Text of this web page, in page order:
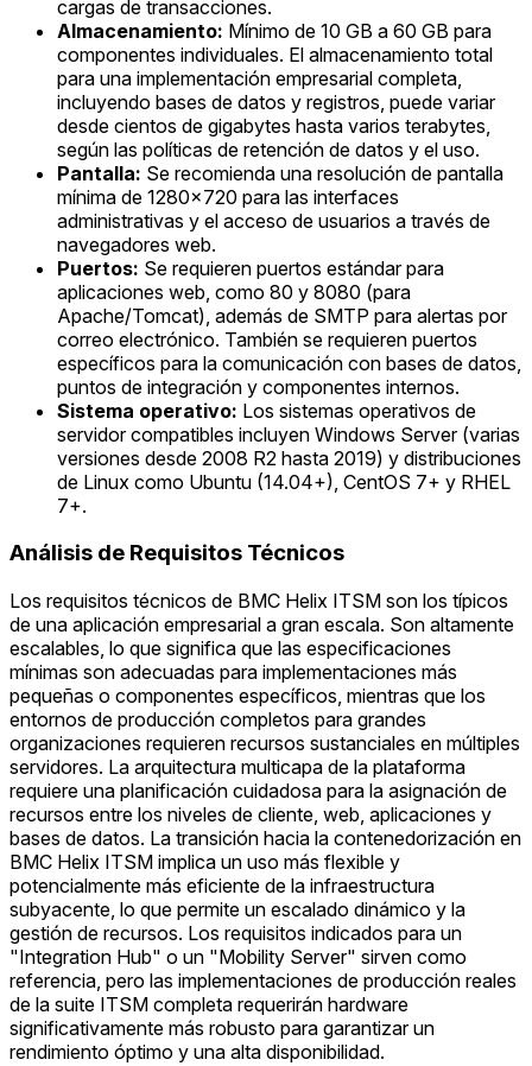
cargas de transacciones.
Almacenamiento: Mínimo de 10 GB a 60 GB para
componentes individuales. El almacenamiento total
para una implementación empresarial completa,
incluyendo bases de datos y registros, puede variar
desde cientos de gigabytes hasta varios terabytes,
según las políticas de retención de datos y el uso.
Pantalla: Se recomienda una resolución de pantalla
mínima de 1280x720 para las interfaces
administrativas y el acceso de usuarios a través de
navegadores web.
Puertos: Se requieren puertos estándar para
aplicaciones web, como 80 y 8080 (para
Apache/Tomcat), además de SMTP para alertas por
correo electrónico. También se requieren puertos
específicos para la comunicación con bases de datos,
puntos de integración y componentes internos.
Sistema operativo: Los sistemas operativos de
servidor compatibles incluyen Windows Server (varias
versiones desde 2008 R2 hasta 2019) y distribuciones
de Linux como Ubuntu (14.04+), CentOS 7+ y RHEL
7+.
Análisis de Requisitos Técnicos
Los requisitos técnicos de BMC Helix ITSM son los típicos
de una aplicación empresarial a gran escala. Son altamente
escalables, lo que significa que las especificaciones
mínimas son adecuadas para implementaciones más
pequeñas o componentes específicos, mientras que los
entornos de producción completos para grandes
organizaciones requieren recursos sustanciales en múltiples
servidores. La arquitectura multicapa de la plataforma
requiere una planificación cuidadosa para la asignación de
recursos entre los niveles de cliente, web, aplicaciones y
bases de datos. La transición hacia la contenedorización en
BMC Helix ITSM implica un uso más flexible y
potencialmente más eficiente de la infraestructura
subyacente, lo que permite un escalado dinámico y la
gestión de recursos. Los requisitos indicados para un
"Integration Hub" o un "Mobility Server" sirven como
referencia, pero las implementaciones de producción reales
de la suite ITSM completa requerirán hardware
significativamente más robusto para garantizar un
rendimiento óptimo y una alta disponibilidad.